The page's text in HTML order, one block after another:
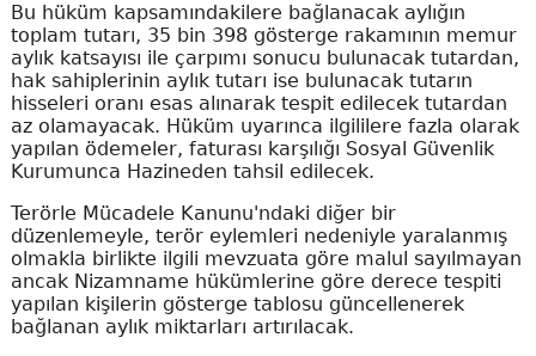
Bu hüküm kapsamındakilere bağlanacak aylığın
toplam tutarı, 35 bin 398 gösterge rakamının memur
aylık katsayısı ile çarpımı sonucu bulunacak tutardan,
hak sahiplerinin aylık tutarı ise bulunacak tutarın
hisseleri oranı esas alınarak tespit edilecek tutardan
az olamayacak. Hüküm uyarınca ilgililere fazla olarak
yapılan ödemeler, faturası karşılığı Sosyal Güvenlik
Kurumunca Hazineden tahsil edilecek.
Terörle Mücadele Kanunu'ndaki diğer bir
düzenlemeyle, terör eylemleri nedeniyle yaralanmış
olmakla birlikte ilgili mevzuata göre malul sayılmayan
ancak Nizamname hükümlerine göre derece tespiti
yapılan kişilerin gösterge tablosu güncellenerek
bağlanan aylık miktarları artırılacak.